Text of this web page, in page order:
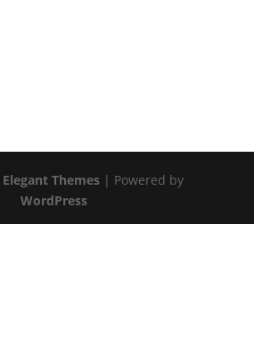
Elegant Themes| Powered by
WordPress